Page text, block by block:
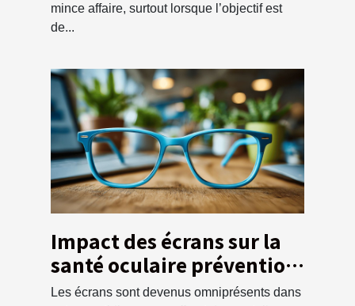
mince affaire, surtout lorsque l’objectif est
de...
Impact des écrans sur la
santé oculaire prévention
et astuces pour protéger
Les écrans sont devenus omniprésents dans